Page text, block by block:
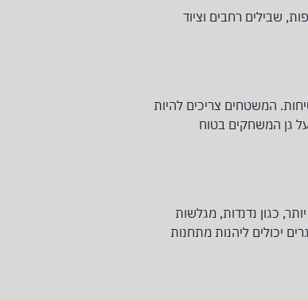
שבילים רחבים וציוד
המשטחים צריכים להיות
גן המשחקים בטוח
כגון נדנדות, מגלשות
יכולים ליהנות מתחנות